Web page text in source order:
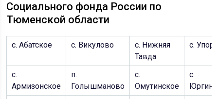
Социального фонда России по
Тюменской области
с. Абатское с. Викулово
с. Нижняя
Тавда
с.
с.
Армизонское
п.
Голышманово
с.
Омутинское
с.